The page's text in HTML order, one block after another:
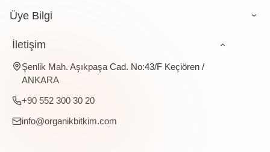
Üye Bilgi
İletişim
Şenlik Mah. Aşıkpaşa Cad. No:43/F Keçiören /
ANKARA
+90 552 300 30 20
info@organikbitkim.com